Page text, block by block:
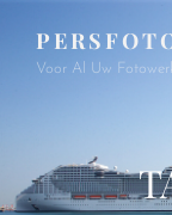
Voor Al Uw